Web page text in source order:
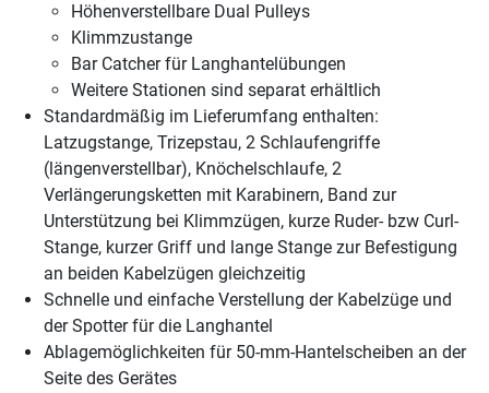
Höhenverstellbare Dual Pulleys
Klimmzustange
Bar Catcher für Langhantelübungen
Weitere Stationen sind separat erhältlich
Standardmäßig im Lieferumfang enthalten:
Latzugstange, Trizepstau, 2 Schlaufengriffe
(längenverstellbar), Knöchelschlaufe, 2
Verlängerungsketten mit Karabinern, Band zur
Unterstützung bei Klimmzügen, kurze Ruder- bzw Curl-
Stange, kurzer Griff und lange Stange zur Befestigung
an beiden Kabelzügen gleichzeitig
Schnelle und einfache Verstellung der Kabelzüge und
der Spotter für die Langhantel
Ablagemöglichkeiten für 50-mm-Hantelscheiben an der
Seite des Gerätes